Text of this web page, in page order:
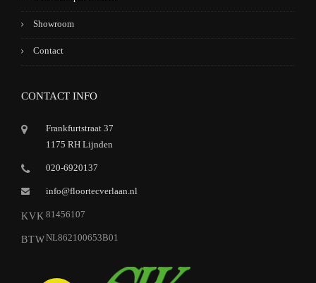
Showroom
Contact
CONTACT INFO
Frankfurtstraat 37
1175 RH Lijnden
020-6920137
info@floortecverlaan.nl
KVK 81456107
BTWNL862100653B01